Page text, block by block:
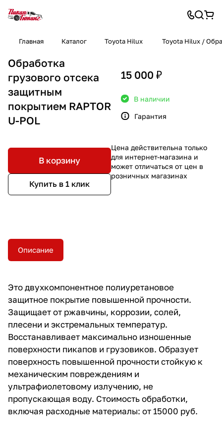
Главная Каталог Toyota Hilux Toyota Hilux /
Обработка
грузового отсека
защитным
покрытием RAPTOR
U-POL
В корзину
Купить в 1 клик
15 000 ₽
В наличии
Гарантия
Цена действительна только
для интернет-магазина и
может отличаться от цен в
розничных магазинах
Описание
Это двухкомпонентное полиуретановое
защитное покрытие повышенной прочности.
Защищает от ржавчины, коррозии, солей,
плесени и экстремальных температур.
Восстанавливает максимально изношенные
поверхности пикапов и грузовиков. Образует
поверхность повышенной прочности стойкую к
механическим повреждениям и
ультрафиолетовому излучению, не
пропускающая воду. Стоимость обработки,
включая расходные материалы: от 15000 руб.